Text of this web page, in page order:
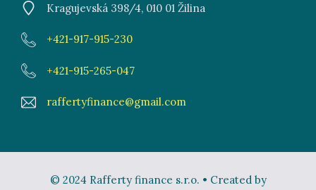
Kragujevská 398/4, 010 01 Žilina
+421-917-915-230
+421-915-265-047
raffertyfinance@gmail.com
© 2024 Rafferty finance s.r.o. • Created by